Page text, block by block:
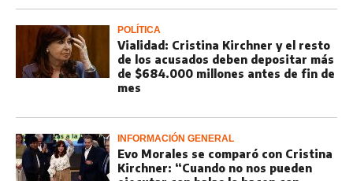
POLÍTICA
Vialidad: Cristina Kirchner y el resto
de los acusados deben depositar más
de $684.000 millones antes de fin de
mes
INFORMACIÓN GENERAL
Evo Morales se comparó con Cristina
Kirchner: “Cuando no nos pueden